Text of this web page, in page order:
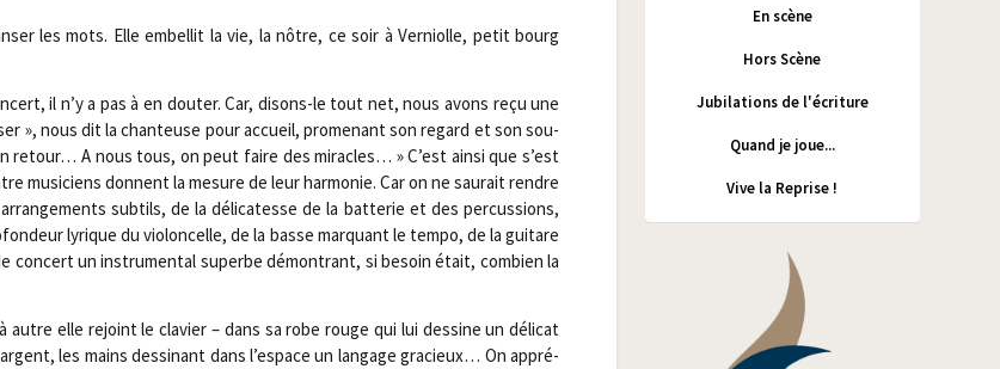
les mots. Elle embel­lit la vie, la nôtre, ce soir à Ver­niolle, petit bourg
il n’y a pas à en dou­ter. Car, disons-le tout net, nous avons reçu une
», nous dit la chan­teuse pour accueil, pro­me­nant son regard et son sou­
retour… A nous tous, on peut faire des miracles… » C’est ain­si que s’est
musi­ciens donnent la mesure de leur har­mo­nie. Car on ne sau­rait rendre
sub­tils, de la déli­ca­tesse de la bat­te­rie et des per­cus­sions,
lyrique du vio­lon­celle, de la basse mar­quant le tem­po, de la gui­tare
concert un ins­tru­men­tal superbe démon­trant, si besoin était, com­bien la
elle rejoint le cla­vier – dans sa robe rouge qui lui des­sine un déli­cat
les mains des­si­nant dans l’espace un lan­gage gra­cieux… On appré­
En scène
Hors Scène
Jubilations de l'écriture
Quand je joue...
Vive la Reprise !